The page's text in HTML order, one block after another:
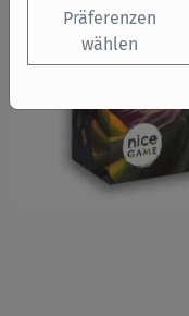
Präferenzen
wählen